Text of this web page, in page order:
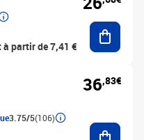
partir de 7,41 €
3.75/5(106)
36,83€